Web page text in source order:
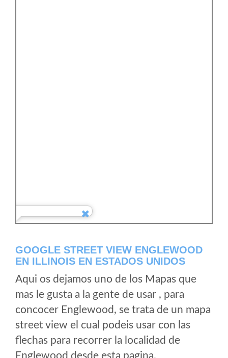
GOOGLE STREET VIEW ENGLEWOOD
EN ILLINOIS EN ESTADOS UNIDOS
Aqui os dejamos uno de los Mapas que
mas le gusta a la gente de usar , para
concocer Englewood, se trata de un mapa
street view el cual podeis usar con las
flechas para recorrer la localidad de
Englewood desde esta pagina.